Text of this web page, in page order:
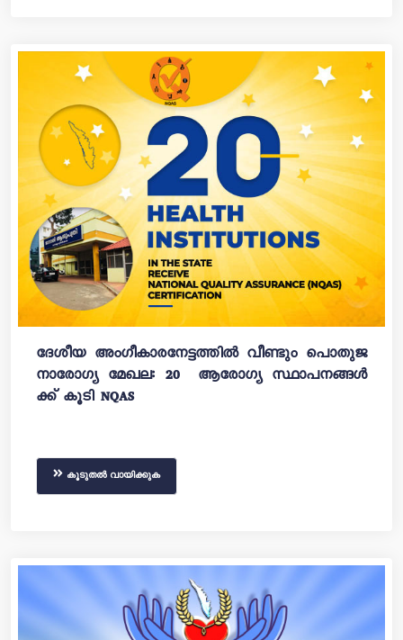
ദേശീയ അം​ഗീകാരനേട്ടത്തിൽ വീണ്ടും പൊതുജ
നാരോഗ്യ മേഖല: 20 ആരോഗ്യ സ്ഥാപനങ്ങൾ
ക്ക് കൂടി NQAS
കൂടുതൽ വായിക്കുക